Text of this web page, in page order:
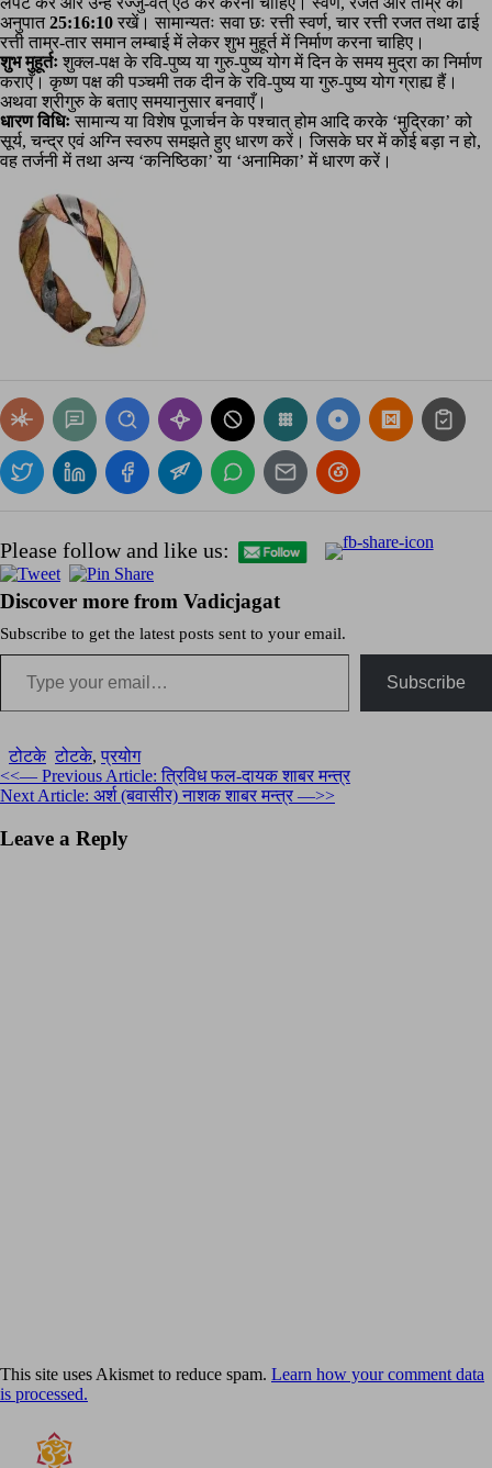
अनुपात25:16:10 रखें। सामान्यतः सवा छः रत्ती स्वर्ण, चार रत्ती रजत तथा ढाई
रत्ती ताम्र-तार समान लम्बाई में लेकर शुभ मुहूर्त में निर्माण करना चाहिए।
शुभ मुहूर्तः शुक्ल-पक्ष के रवि-पुष्य या गुरु-पुष्य योग में दिन के समय मुद्रा का निर्माण
कराएँ। कृष्ण पक्ष की पञ्चमी तक दीन के रवि-पुष्य या गुरु-पुष्य योग ग्राह्य हैं।
अथवा श्रीगुरु के बताए समयानुसार बनवाएँ।
धारण विधिः सामान्य या विशेष पूजार्चन के पश्चात् होम आदि करके ‘मुद्रिका’ को
सूर्य, चन्द्र एवं अग्नि स्वरुप समझते हुए धारण करें। जिसके घर में कोई बड़ा न हो,
वह तर्जनी में तथा अन्य ‘कनिष्ठिका’ या ‘अनामिका’ में धारण करें।
Please follow and like us:
Discover more from Vadicjagat
Subscribe to get the latest posts sent to your email.
Type your email…
Subscribe
टोटके टोटके, प्रयोग
Post
navigation
<<— Previous Article: त्रिविध फल-दायक शाबर मन्त्र
Next Article: अर्श (बवासीर) नाशक शाबर मन्त्र —>>
Leave a Reply
This site uses Akismet to reduce spam. Learn how your comment data
is processed.